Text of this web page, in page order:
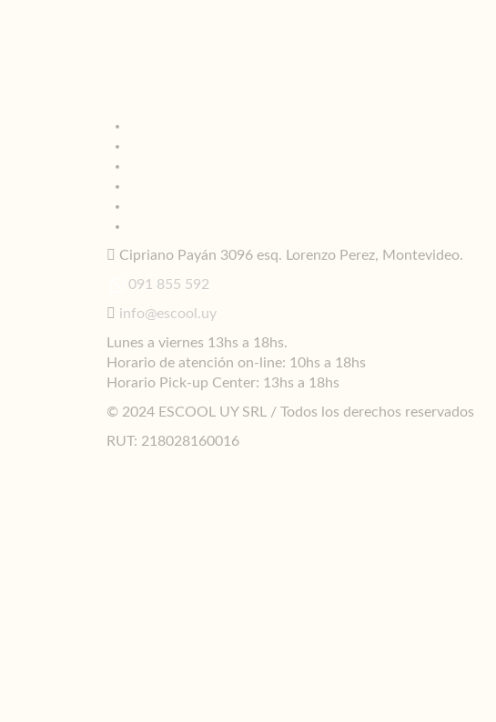
Cipriano Payán 3096 esq. Lorenzo Perez, Montevideo.
091 855 592
info@escool.uy
Lunes a viernes 13hs a 18hs.
Horario de atención on-line: 10hs a 18hs
Horario Pick-up Center: 13hs a 18hs
© 2024 ESCOOL UY SRL / Todos los derechos reservados
RUT: 218028160016